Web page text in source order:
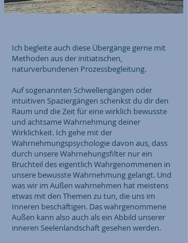
Ich begleite auch diese Übergänge gerne mit
Methoden aus der initiatischen,
naturverbundenen Prozessbegleitung.
Auf sogenannten Schwellengängen oder
intuitiven Spaziergängen schenkst du dir den
Raum und die Zeit für eine wirklich bewusste
und achtsame Wahrnehmung deiner
Wirklichkeit. Ich gehe mit der
Wahrnehmungspsychologie davon aus, dass
durch unsere Wahrnehungsfilter nur ein
Bruchteil des eigentlich Wahrgenommenen in
unsere bewusste Wahrnehmung gelangt. Und
was wir im Außen wahrnehmen hat meistens
etwas mit den Themen zu tun, die uns im
Inneren beschäftigen. Das wahrgenommene
Außen kann also auch als ein Abbild unserer
inneren Seelenlandschaft gesehen werden.